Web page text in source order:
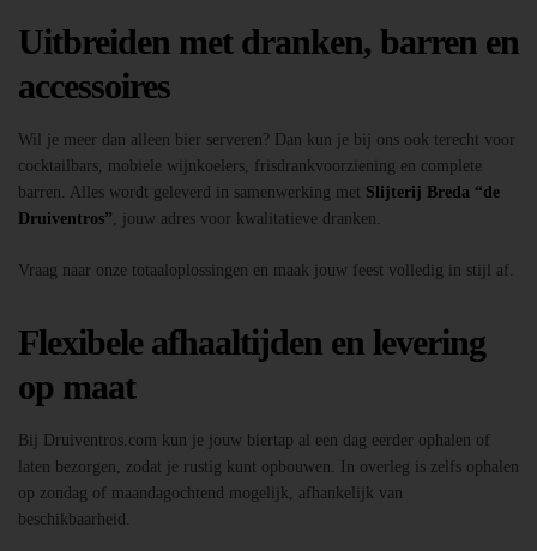
Uitbreiden met dranken, barren en
accessoires
Wil je meer dan alleen bier serveren? Dan kun je bij ons ook terecht voor
cocktailbars, mobiele wijnkoelers, frisdrankvoorziening en complete
barren. Alles wordt geleverd in samenwerking met Slijterij Breda “de
Druiventros” , jouw adres voor kwalitatieve dranken.
Vraag naar onze totaaloplossingen en maak jouw feest volledig in stijl af.
Flexibele afhaaltijden en levering
op maat
Bij Druiventros.com kun je jouw biertap al een dag eerder ophalen of
laten bezorgen, zodat je rustig kunt opbouwen. In overleg is zelfs ophalen
op zondag of maandagochtend mogelijk, afhankelijk van
beschikbaarheid.